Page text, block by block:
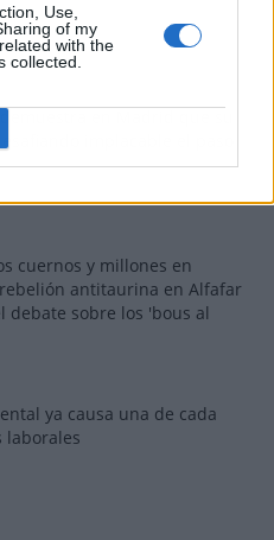
Use,
of my
with the
collected.
demuestra en Madrid que su
implacable el paso
cuernos y millones en
antitaurina en Alfafar
debate sobre los 'bous al
ya causa una de cada
laborales